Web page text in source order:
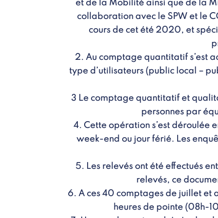
et de la Mobilité ainsi que de la
collaboration avec le SPW et le
cours de cet été 2020, et
2. Au comptage quantitatif s’est
type d’utilisateurs (public local –
3 Le comptage quantitatif et
personnes par
4. Cette opération s’est déroulée
week-end ou jour férié. Les
5. Les relevés ont été effectués
relevés, ce
6. A ces 40 comptages de juillet et
heures de pointe (08h-